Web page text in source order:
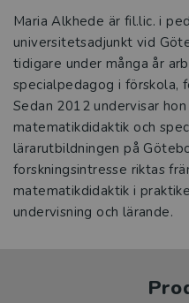
Maria Alkhede är fil.lic. i
universitetsadjunkt vid
tidigare under många år
specialpedagog i förskola,
Sedan 2012 undervisar
matematikdidaktik och
lärarutbildningen på
forskningsintresse riktas
matematikdidaktik i
undervisning och lärande.